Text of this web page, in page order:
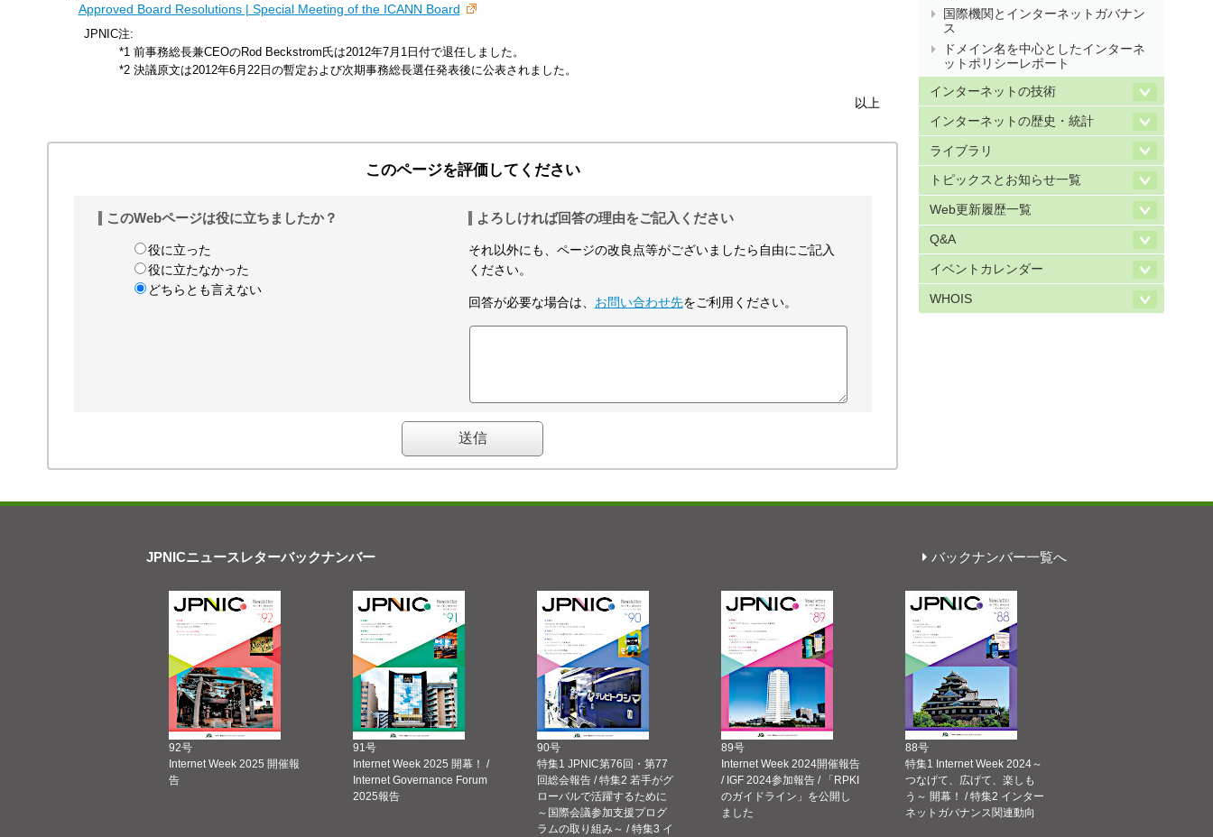
Approved Board Resolutions | Special Meeting of the ICANN Board
JPNIC注:
*1 前事務総長兼CEOのRod Beckstrom氏は2012年7月1日付で退任しました。
*2 決議原文は2012年6月22日の暫定および次期事務総長選任発表後に公表されました。
以上
国際機関とインターネットガバナン
ス
ドメイン名を中心としたインターネ
ットポリシーレポート
インターネットの技術
インターネットの歴史・統計
ライブラリ
トピックスとお知らせ一覧
Web更新履歴一覧
Q&A
イベントカレンダー
WHOIS
このページを評価してください
このWebページは役に立ちましたか？
役に立った
役に立たなかった
どちらとも言えない
よろしければ回答の理由をご記入ください
それ以外にも、ページの改良点等がございましたら自由にご記入
ください。
回答が必要な場合は、 お問い合わせ先をご利用ください。
JPNICニュースレターバックナンバー バックナンバー一覧へ
92号
Internet Week 2025 開催報
告
91号
Internet Week 2025 開幕！ /
Internet Governance Forum
2025報告
90号
特集1 JPNIC第76回・第77
回総会報告 / 特集2 若手がグ
ローバルで活躍するために
～国際会議参加支援プログ
ラムの取り組み～ / 特集3 イ
89号
Internet Week 2024開催報告
/ IGF 2024参加報告 / 「RPKI
のガイドライン」を公開し
ました
88号
特集1 Internet Week 2024～
つなげて、広げて、楽しも
う～ 開幕！ / 特集2 インター
ネットガバナンス関連動向